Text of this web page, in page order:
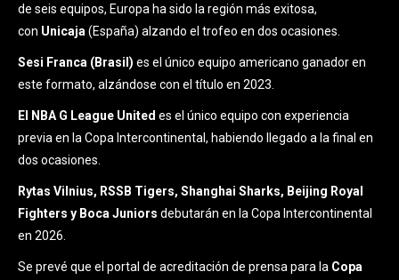
de seis equipos, Europa ha sido la región más exitosa,
con Unicaja (España) alzando el trofeo en dos ocasiones.
Sesi Franca (Brasil) es el único equipo americano ganador en
este formato, alzándose con el título en 2023.
El NBA G League United es el único equipo con experiencia
previa en la Copa Intercontinental, habiendo llegado a la final en
dos ocasiones.
Rytas Vilnius, RSSB Tigers, Shanghai Sharks, Beijing Royal
Fighters y Boca Juniors debutarán en la Copa Intercontinental
en 2026.
Se prevé que el portal de acreditación de prensa para la Copa